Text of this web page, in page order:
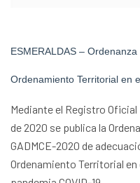
ESMERALDAS –
Ordenamiento Territorial en
Mediante el Registro
de 2020 se publica la
GADMCE-2020 de
Ordenamiento Territorial en